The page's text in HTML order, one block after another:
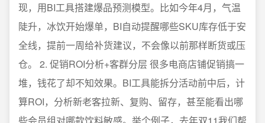
现，用BI工具搭建爆品预测模型。比如今年4月，气温
陡升，冰饮开始爆单，BI自动提醒哪些SKU库存低于安
全线，提前一周给补货建议，不会像以前那样断货或压
仓。 2. 促销ROI分析+客群分层 很多电商店铺促销搞一
堆，钱花了却不知效果。BI工具能拆分活动前中后，计
算ROI，分析新老客拉新、复购、留存，甚至能看出哪